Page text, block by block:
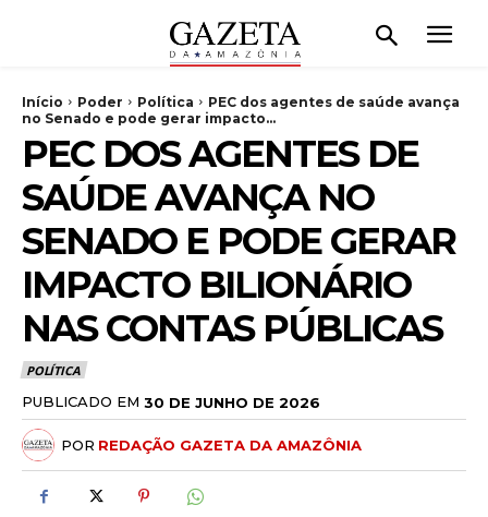
Início Poder Política
PEC dos agentes de saúde avança
no Senado e pode gerar impacto...
PEC DOS AGENTES DE
SAÚDE AVANÇA NO
SENADO E PODE GERAR
IMPACTO BILIONÁRIO
NAS CONTAS PÚBLICAS
POLÍTICA
PUBLICADO EM 30 DE JUNHO DE 2026
POR REDAÇÃO GAZETA DA AMAZÔNIA